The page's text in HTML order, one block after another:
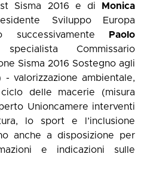
Sisma 2016 e di
Monica
Sviluppo Europa
successivamente
Paolo
Commissario
Sisma 2016 Sostegno agli
- valorizzazione ambientale,
delle macerie (misura
Unioncamere interventi
lo sport e l’inclusione
anche a disposizione per
e indicazioni sulle